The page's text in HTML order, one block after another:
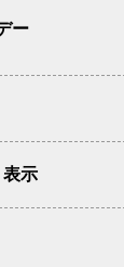
ー
示